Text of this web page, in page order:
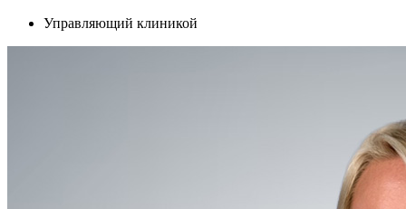
Управляющий клиникой